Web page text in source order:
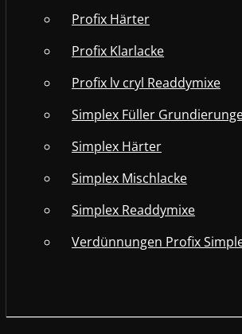
Profix Härter
Profix Klarlacke
Profix lv cryl Readdymixe
Simplex Füller
Simplex Härter
Simplex Mischlacke
Simplex Readdymixe
Verdünnungen Profix